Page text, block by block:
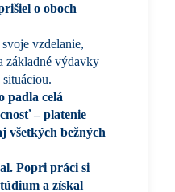
o oboch
vzdelanie,
základné výdavky
padla celá
– platenie
všetkých bežných
Popri práci si
a získal